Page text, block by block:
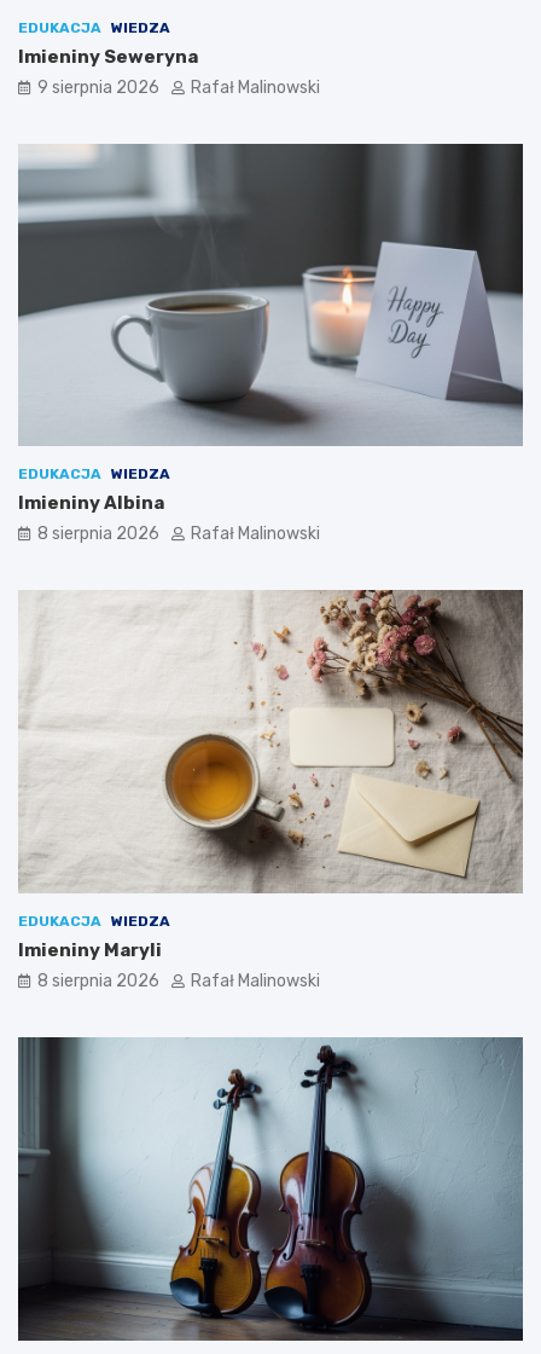
EDUKACJA WIEDZA
Imieniny Seweryna
9 sierpnia 2026 Rafał Malinowski
EDUKACJA WIEDZA
Imieniny Albina
8 sierpnia 2026 Rafał Malinowski
EDUKACJA WIEDZA
Imieniny Maryli
8 sierpnia 2026 Rafał Malinowski